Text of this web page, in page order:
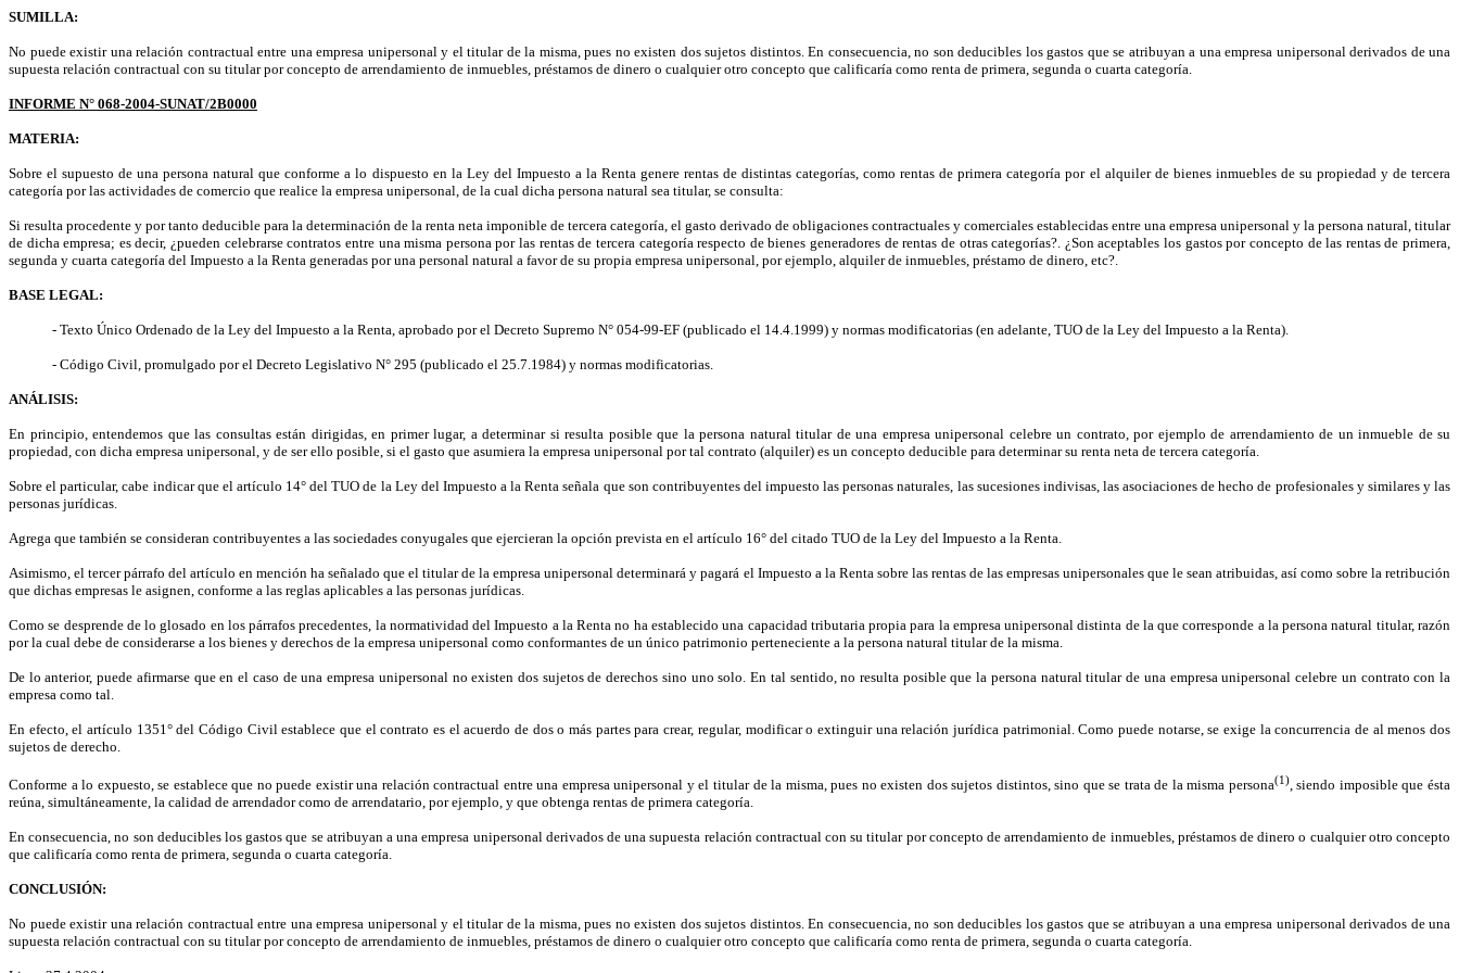
SUMILLA:
No puede existir una relación contractual entre una empresa unipersonal y el titular de la misma, pues no existen dos sujetos distintos. En consecuencia, no son deducibles los gastos que se atribuyan a una empresa unipersonal derivados de una
supuesta relación contractual con su titular por concepto de arrendamiento de inmuebles, préstamos de dinero o cualquier otro concepto que calificaría como renta de primera, segunda o cuarta categoría.
INFORME N° 068-2004-SUNAT/2B0000
MATERIA:
Sobre el supuesto de una persona natural que conforme a lo dispuesto en la Ley del Impuesto a la Renta genere rentas de distintas categorías, como rentas de primera categoría por el alquiler de bienes inmuebles de su propiedad y de tercera
categoría por las actividades de comercio que realice la empresa unipersonal, de la cual dicha persona natural sea titular, se consulta:
Si resulta procedente y por tanto deducible para la determinación de la renta neta imponible de tercera categoría, el gasto derivado de obligaciones contractuales y comerciales establecidas entre una empresa unipersonal y la persona natural, titular
de dicha empresa; es decir, ¿pueden celebrarse contratos entre una misma persona por las rentas de tercera categoría respecto de bienes generadores de rentas de otras categorías?. ¿Son aceptables los gastos por concepto de las rentas de primera,
segunda y cuarta categoría del Impuesto a la Renta generadas por una personal natural a favor de su propia empresa unipersonal, por ejemplo, alquiler de inmuebles, préstamo de dinero, etc?.
BASE LEGAL:
- Texto Único Ordenado de la Ley del Impuesto a la Renta, aprobado por el Decreto Supremo N° 054-99-EF (publicado el 14.4.1999) y normas modificatorias (en adelante, TUO de la Ley del Impuesto a la Renta).
- Código Civil, promulgado por el Decreto Legislativo N° 295 (publicado el 25.7.1984) y normas modificatorias.
ANÁLISIS:
En principio, entendemos que las consultas están dirigidas, en primer lugar, a determinar si resulta posible que la persona natural titular de una empresa unipersonal celebre un contrato, por ejemplo de arrendamiento de un inmueble de su
propiedad, con dicha empresa unipersonal, y de ser ello posible, si el gasto que asumiera la empresa unipersonal por tal contrato (alquiler) es un concepto deducible para determinar su renta neta de tercera categoría.
Sobre el particular, cabe indicar que el artículo 14° del TUO de la Ley del Impuesto a la Renta señala que son contribuyentes del impuesto las personas naturales, las sucesiones indivisas, las asociaciones de hecho de profesionales y similares y las
personas jurídicas.
Agrega que también se consideran contribuyentes a las sociedades conyugales que ejercieran la opción prevista en el artículo 16° del citado TUO de la Ley del Impuesto a la Renta.
Asimismo, el tercer párrafo del artículo en mención ha señalado que el titular de la empresa unipersonal determinará y pagará el Impuesto a la Renta sobre las rentas de las empresas unipersonales que le sean atribuidas, así como sobre la retribución
que dichas empresas le asignen, conforme a las reglas aplicables a las personas jurídicas.
Como se desprende de lo glosado en los párrafos precedentes, la normatividad del Impuesto a la Renta no ha establecido una capacidad tributaria propia para la empresa unipersonal distinta de la que corresponde a la persona natural titular, razón
por la cual debe de considerarse a los bienes y derechos de la empresa unipersonal como conformantes de un único patrimonio perteneciente a la persona natural titular de la misma.
De lo anterior, puede afirmarse que en el caso de una empresa unipersonal no existen dos sujetos de derechos sino uno solo. En tal sentido, no resulta posible que la persona natural titular de una empresa unipersonal celebre un contrato con la
empresa como tal.
En efecto, el artículo 1351° del Código Civil establece que el contrato es el acuerdo de dos o más partes para crear, regular, modificar o extinguir una relación jurídica patrimonial. Como puede notarse, se exige la concurrencia de al menos dos
sujetos de derecho.
Conforme a lo expuesto, se establece que no puede existir una relación contractual entre una empresa unipersonal y el titular de la misma, pues no existen dos sujetos distintos, sino que se trata de la misma persona(1), siendo imposible que ésta
reúna, simultáneamente, la calidad de arrendador como de arrendatario, por ejemplo, y que obtenga rentas de primera categoría.
En consecuencia, no son deducibles los gastos que se atribuyan a una empresa unipersonal derivados de una supuesta relación contractual con su titular por concepto de arrendamiento de inmuebles, préstamos de dinero o cualquier otro concepto
que calificaría como renta de primera, segunda o cuarta categoría.
CONCLUSIÓN:
No puede existir una relación contractual entre una empresa unipersonal y el titular de la misma, pues no existen dos sujetos distintos. En consecuencia, no son deducibles los gastos que se atribuyan a una empresa unipersonal derivados de una
supuesta relación contractual con su titular por concepto de arrendamiento de inmuebles, préstamos de dinero o cualquier otro concepto que calificaría como renta de primera, segunda o cuarta categoría.